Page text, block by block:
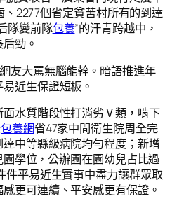
、2277個省定貧苦村所有的到達
隊變前隊包養”的汗青跨越中，
勁。
友大罵無腦能幹。暗語推進年
近生保證短板。
面水質階段性打消劣Ⅴ類，啃下
包養網省47家中間衛生院周全完
中等縣級病院均勻程度；新增
學位，公辦園在園幼兒占比過
件平易近生實事中盡力讓群眾取
更可連續、平安感更有保證。